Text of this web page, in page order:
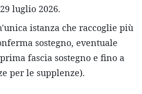
luglio 2026.
istanza che raccoglie più
sostegno, eventuale
fascia sostegno e fino a
per le supplenze).